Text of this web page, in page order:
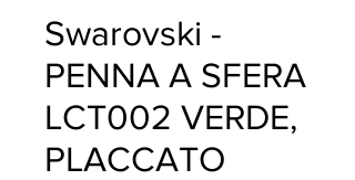
Swarovski -
PENNA A SFERA
LCT002 VERDE,
PLACCATO